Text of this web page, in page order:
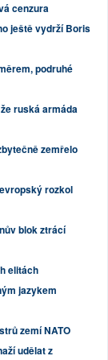
cenzura
ještě vydrží Boris
podruhé
ruská armáda
zemřelo
rozkol
blok ztrácí
elitách
jazykem
zemí NATO
udělat z